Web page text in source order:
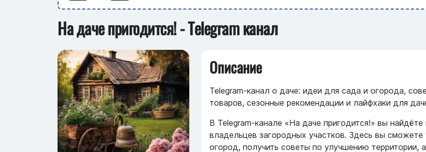
На даче пригодится! - Telegram канал
Описание
Telegram-канал о даче: идеи для сада и огорода,
товаров, сезонные рекомендации и лайфхаки для
В Telegram-канале «На даче пригодится!» вы
владельцев загородных участков. Здесь вы сможете
огород, получить советы по улучшению территории,